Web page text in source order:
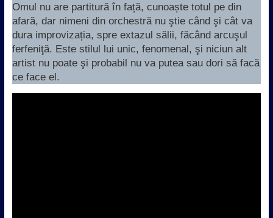
Omul nu are partitură în față, cunoaște totul pe din
afară, dar nimeni din orchestră nu ştie când şi cât va
dura improvizația, spre extazul sălii, făcând arcuşul
ferfeniţă. Este stilul lui unic, fenomenal, şi niciun alt
artist nu poate şi probabil nu va putea sau dori să facă
ce face el.